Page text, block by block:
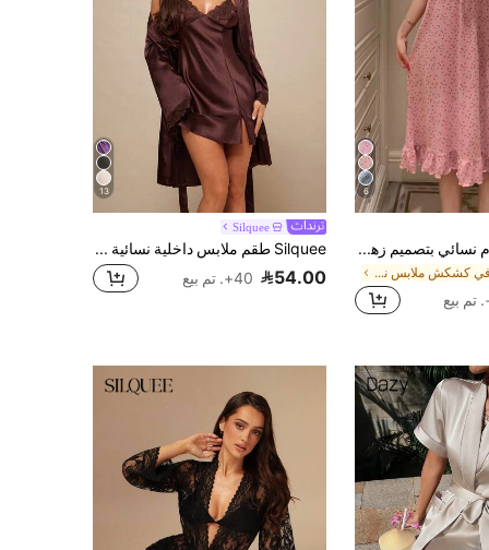
6
DAZY قميص نوم نسائي بتصميم زهري بسيط بدون أكمام وبحافة مكسرة للاستخدام اليومي رمضان
في كشكش ملابس نوم نسائية
13
Silquee
Silquee طقم ملابس داخلية نسائية بحمالات رفيعة وتصميم لحمة الدانتيل بلون أحادي جذاب
54.00 40+. تم بيع